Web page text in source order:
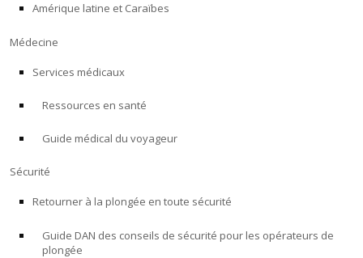
Alert Diver
Blog
FORMATION
PROGRAMMES POUR LES PROFESSIONNELS
À PROPOS
Amérique latine et Caraïbes
Médecine
Services médicaux
Ressources en santé
Guide médical du voyageur
Sécurité
Retourner à la plongée en toute sécurité
Guide DAN des conseils de sécurité pour les opérateurs de
plongée